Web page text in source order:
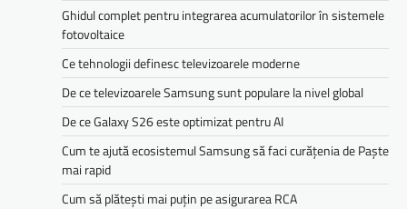
Ghidul complet pentru integrarea acumulatorilor în sistemele
fotovoltaice
Ce tehnologii definesc televizoarele moderne
De ce televizoarele Samsung sunt populare la nivel global
De ce Galaxy S26 este optimizat pentru AI
Cum te ajută ecosistemul Samsung să faci curățenia de Paște
mai rapid
Cum să plătești mai puțin pe asigurarea RCA